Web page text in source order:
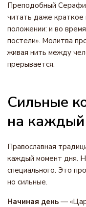
Преподобный
читать даже краткое
положении: и во
постели». Молитва
живая нить между
прерывается.
Сильные
на
Православная
каждый момент дня.
специального. Это
но сильные.
Начиная день —